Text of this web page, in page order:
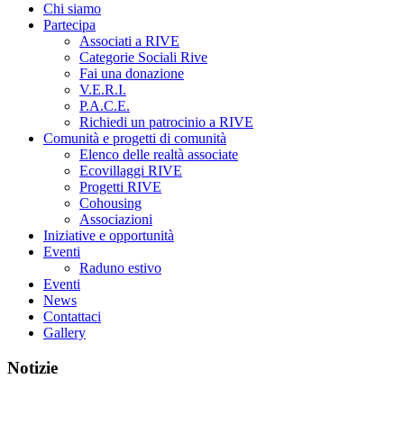
Chi siamo
Partecipa
Associati a RIVE
Categorie Sociali Rive
Fai una donazione
V.E.R.I.
P.A.C.E.
Richiedi un patrocinio a RIVE
Comunità e progetti di comunità
Elenco delle realtà associate
Ecovillaggi RIVE
Progetti RIVE
Cohousing
Associazioni
Iniziative e opportunità
Eventi
Raduno estivo
Eventi
News
Contattaci
Gallery
Notizie